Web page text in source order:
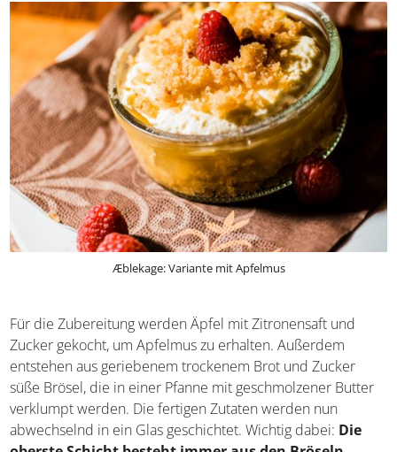
Für die Zubereitung werden Äpfel mit Zitronensaft und
Zucker gekocht, um Apfelmus zu erhalten. Außerdem
entstehen aus geriebenem trockenem Brot und Zucker
süße Brösel, die in einer Pfanne mit geschmolzener
Butter verklumpt werden. Die fertigen Zutaten werden